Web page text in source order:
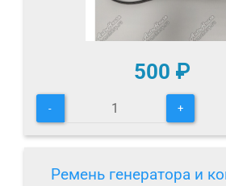
500 ₽
- +
Ремень генератора и